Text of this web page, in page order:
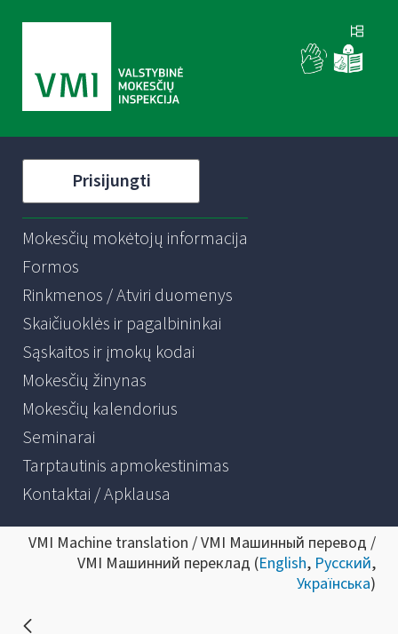
Prisijungti
Mokesčių mokėtojų informacija
Formos
Rinkmenos / Atviri duomenys
Skaičiuoklės ir pagalbininkai
Sąskaitos ir įmokų kodai
Mokesčių žinynas
Mokesčių kalendorius
Seminarai
Tarptautinis apmokestinimas
Kontaktai / Apklausa
VMI Machine translation / VMI Машинный перевод /
VMI Машинний переклад (English, Русский,
Українська)